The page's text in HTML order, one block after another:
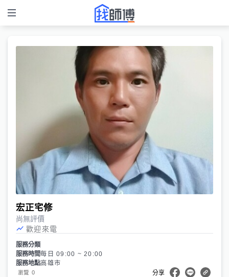
宏正宅修
尚無評價
歡迎來電
服務分類
服務時間每日 09:00 ~ 20:00
服務地點高雄市
瀏覽 0 分享